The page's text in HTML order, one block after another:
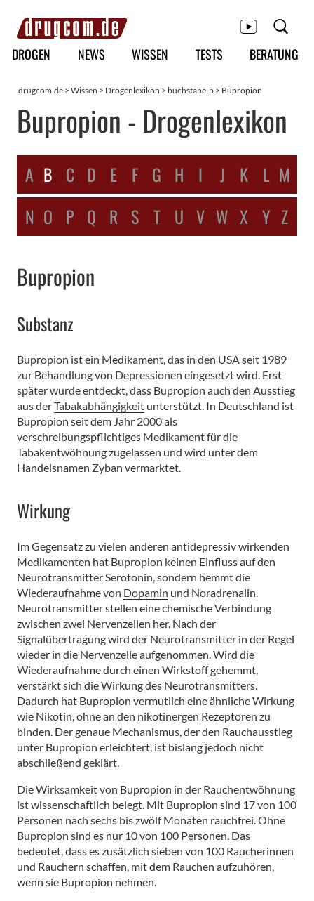
Hauptmenü
DROGEN NEWS WISSEN TESTS BERATUNG
drugcom.de > Wissen > Drogenlexikon > buchstabe-b > Bupropion
Bupropion - Drogenlexikon
A B C D E F G H I J K L M
N O P Q R S T U V W X Y Z
Bupropion
Substanz
Bupropion ist ein Medikament, das in den USA seit 1989
zur Behandlung von Depressionen eingesetzt wird. Erst
später wurde entdeckt, dass Bupropion auch den Ausstieg
aus derTabakabhängigkeit unterstützt. In Deutschland ist
Bupropion seit dem Jahr 2000 als
verschreibungspflichtiges Medikament für die
Tabakentwöhnung zugelassen und wird unter dem
Handelsnamen Zyban vermarktet.
Wirkung
Im Gegensatz zu vielen anderen antidepressiv wirkenden
Medikamenten hat Bupropion keinen Einfluss auf den
NeurotransmitterSerotonin, sondern hemmt die
Wiederaufnahme von Dopamin und Noradrenalin.
Neurotransmitter stellen eine chemische Verbindung
zwischen zwei Nervenzellen her. Nach der
Signalübertragung wird der Neurotransmitter in der Regel
wieder in die Nervenzelle aufgenommen. Wird die
Wiederaufnahme durch einen Wirkstoff gehemmt,
verstärkt sich die Wirkung des Neurotransmitters.
Dadurch hat Bupropion vermutlich eine ähnliche Wirkung
wie Nikotin, ohne an den nikotinergen Rezeptoren zu
binden. Der genaue Mechanismus, der den Rauchausstieg
unter Bupropion erleichtert, ist bislang jedoch nicht
abschließend geklärt.
Die Wirksamkeit von Bupropion in der Rauchentwöhnung
ist wissenschaftlich belegt. Mit Bupropion sind 17 von 100
Personen nach sechs bis zwölf Monaten rauchfrei. Ohne
Bupropion sind es nur 10 von 100 Personen. Das
bedeutet, dass es zusätzlich sieben von 100 Raucherinnen
und Rauchern schaffen, mit dem Rauchen aufzuhören,
wenn sie Bupropion nehmen.